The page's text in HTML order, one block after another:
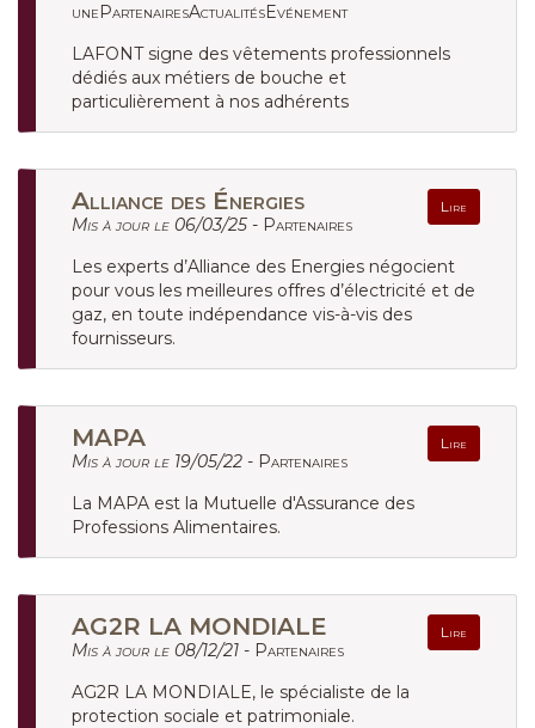
unePartenairesActualitésEvénement
LAFONT signe des vêtements professionnels
dédiés aux métiers de bouche et
particulièrement à nos adhérents
Alliance des Énergies Lire
Mis à jour le 06/03/25 - Partenaires
Les experts d’Alliance des Energies négocient
pour vous les meilleures offres d’électricité et de
gaz, en toute indépendance vis-à-vis des
fournisseurs.
MAPA Lire
Mis à jour le 19/05/22 - Partenaires
La MAPA est la Mutuelle d'Assurance des
Professions Alimentaires.
AG2R LA MONDIALE Lire
Mis à jour le 08/12/21 - Partenaires
AG2R LA MONDIALE, le spécialiste de la
protection sociale et patrimoniale.